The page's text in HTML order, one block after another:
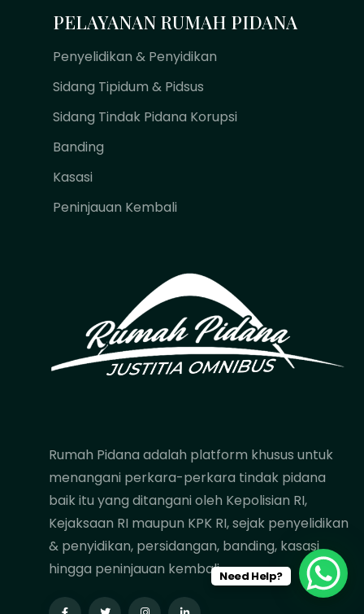
PELAYANAN RUMAH PIDANA
Penyelidikan & Penyidikan
Sidang Tipidum & Pidsus
Sidang Tindak Pidana Korupsi
Banding
Kasasi
Peninjauan Kembali
Rumah Pidana adalah platform khusus untuk
menangani perkara-perkara tindak pidana
baik itu yang ditangani oleh Kepolisian RI,
Kejaksaan RI maupun KPK RI, sejak penyelidikan
& penyidikan, persidangan, banding, kasasi
hingga peninjauan kembali.Need Help?